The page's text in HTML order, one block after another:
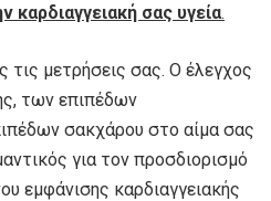
καρδιαγγειακή σας υγεία.
μετρήσεις σας. Ο έλεγχος
των επιπέδων
σακχάρου στο αίμα σας
για τον προσδιορισμό
εμφάνισης καρδιαγγειακής